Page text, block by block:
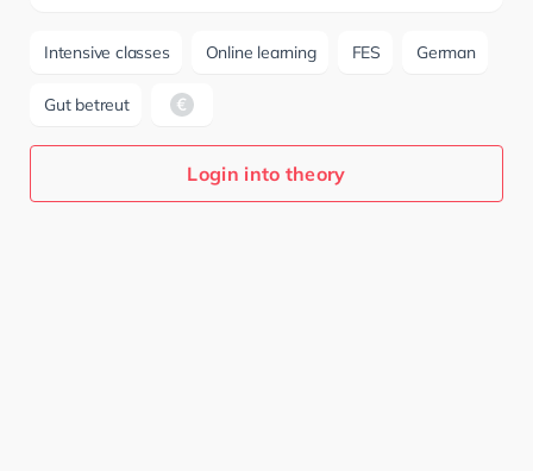
Intensive classes Online learning FES German
Gut betreut
Login into theory